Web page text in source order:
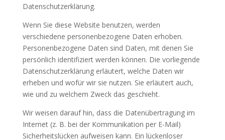
Datenschutzerklärung.
Wenn Sie diese Website benutzen, werden
verschiedene personenbezogene Daten erhoben.
Personenbezogene Daten sind Daten, mit denen Sie
persönlich identifiziert werden können. Die vorliegende
Datenschutzerklärung erläutert, welche Daten wir
erheben und wofür wir sie nutzen. Sie erläutert auch,
wie und zu welchem Zweck das geschieht.
Wir weisen darauf hin, dass die Datenübertragung im
Internet (z. B. bei der Kommunikation per E-Mail)
Sicherheitslücken aufweisen kann. Ein lückenloser